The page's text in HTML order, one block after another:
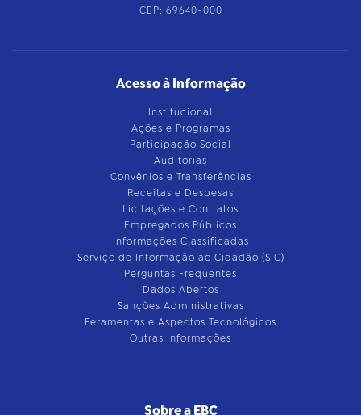
CEP: 69640-000
Acesso à Informação
Institucional
Ações e Programas
Participação Social
Auditorias
Convênios e Transferências
Receitas e Despesas
Licitações e Contratos
Empregados Públicos
Informações Classificadas
Serviço de Informação ao Cidadão (SIC)
Perguntas Frequentes
Dados Abertos
Sanções Administrativas
Feramentas e Aspectos Tecnológicos
Outras Informações
Sobre a EBC